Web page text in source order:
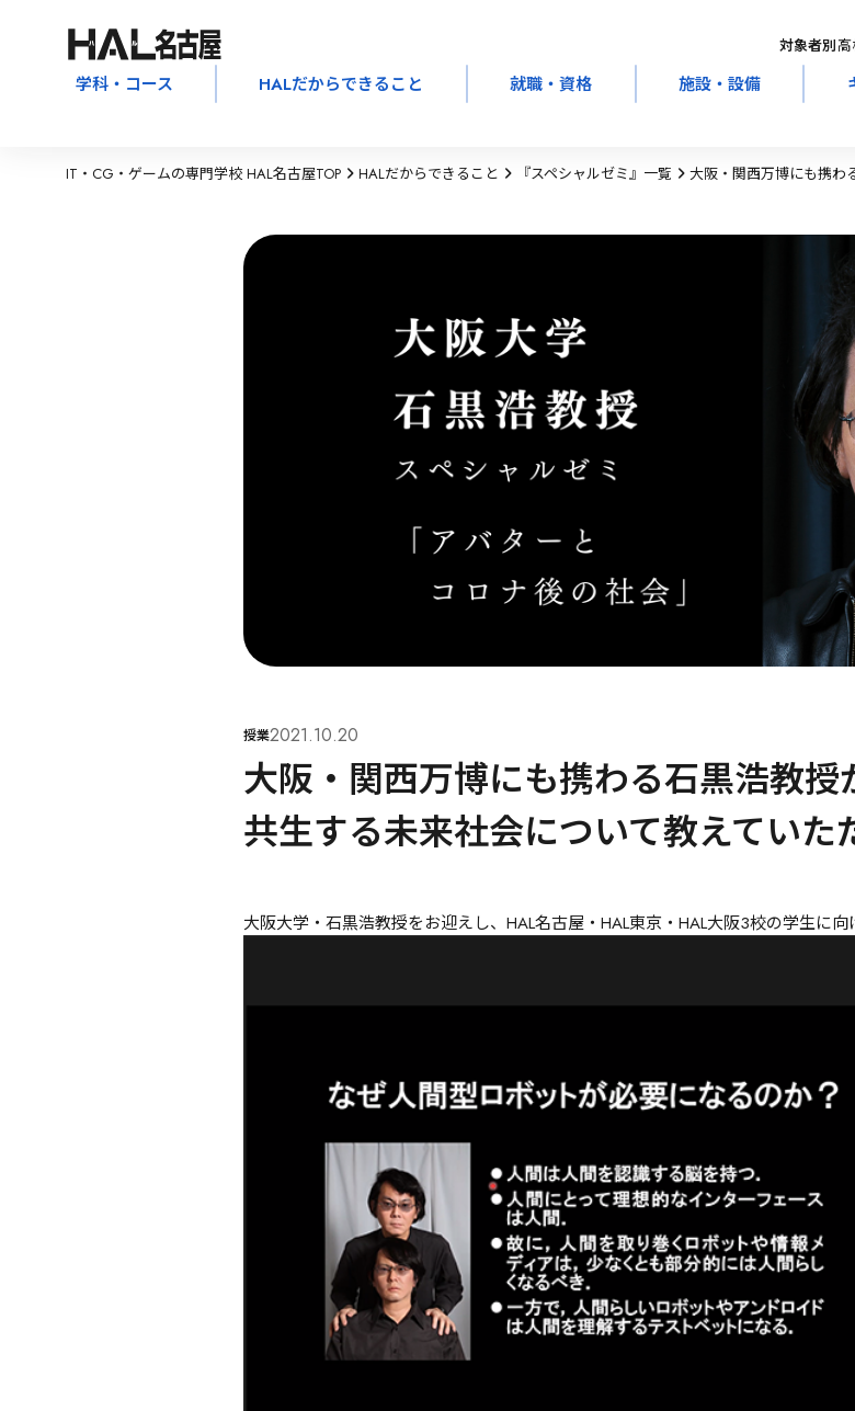
対象者別：
学科・コース HALだからできること 就職・資格 施設・設備
IT・CG・ゲームの専門学校 HAL名古屋TOP HALだからできること 『スペシャルゼミ』一覧 大阪・関西万博にも携わ
授業2021.10.20
大阪・関西万博にも携わる石黒浩教
共生する未来社会について教えていた
大阪大学・石黒浩教授をお迎えし、HAL名古屋・HAL東京・HAL大阪3校の学生に向